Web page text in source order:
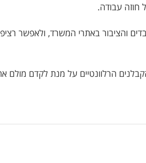
חוזה עבודה.
והציבור באתרי המשרד, ולאפשר
הרלוונטיים על מנת לקדם מולם